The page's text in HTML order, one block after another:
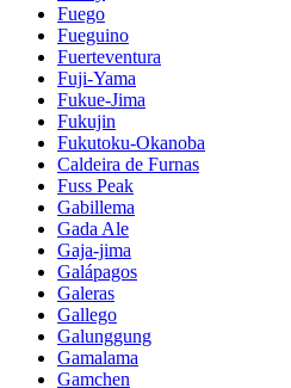
Fuego
Fueguino
Fuerteventura
Fuji-Yama
Fukue-Jima
Fukujin
Fukutoku-Okanoba
Caldeira de Furnas
Fuss Peak
Gabillema
Gada Ale
Gaja-jima
Galápagos
Galeras
Gallego
Galunggung
Gamalama
Gamchen